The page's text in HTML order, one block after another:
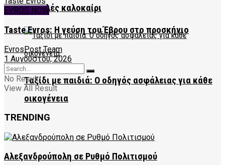
ασφαλές καλοκαίρι
Ταξίδι με παιδιά: Ο οδηγός ασφάλειας για κάθε
οικογένεια
EVROS NOW
Taste Evros: Η γεύση του Έβρου στο προσκήνιο
EvrosPost Team
1 Αυγούστου, 2026
No Result
View All Result
TRENDING
Αλεξανδρούπολη σε Ρυθμό Πολιτισμού